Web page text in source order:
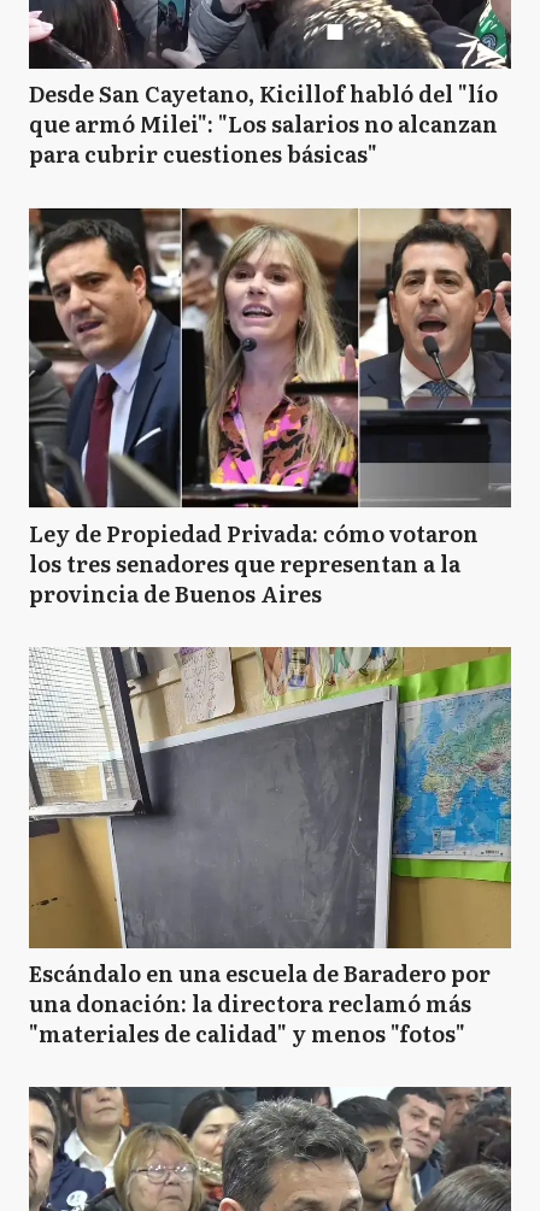
Desde San Cayetano, Kicillof habló del "lío
que armó Milei": "Los salarios no alcanzan
para cubrir cuestiones básicas"
Ley de Propiedad Privada: cómo votaron
los tres senadores que representan a la
provincia de Buenos Aires
Escándalo en una escuela de Baradero por
una donación: la directora reclamó más
"materiales de calidad" y menos "fotos"